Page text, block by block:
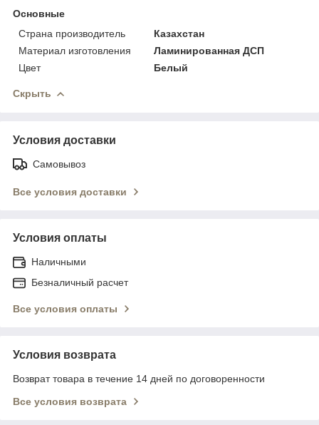
Основные
Страна производитель
Казахстан
Материал изготовления
Ламинированная ДСП
Цвет
Белый
Скрыть
Условия доставки
Самовывоз
Все условия доставки
Условия оплаты
Наличными
Безналичный расчет
Все условия оплаты
Условия возврата
Возврат товара в течение 14 дней по договоренности
Все условия возврата